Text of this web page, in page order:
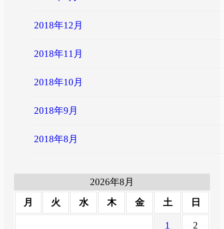
2018年12月
2018年11月
2018年10月
2018年9月
2018年8月
2026年8月
月
火 水 木 金 土 日
1 2